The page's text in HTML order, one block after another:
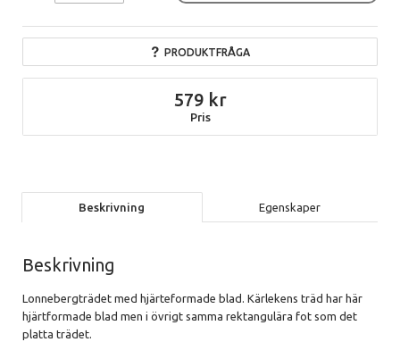
Pris
579
PRODUKTFRÅGA
Beskrivning Egenskaper
Beskrivning
Lonnebergträdet med hjärteformade blad. Kärlekens träd har här
hjärtformade blad men i övrigt samma rektangulära fot som det
platta trädet.